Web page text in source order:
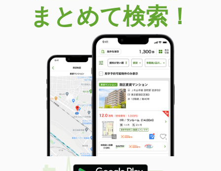
長野県茅野市ちの
価 格
4.50万円
長野県茅野市ちの
20.28m²
間取り
1K
長野県塩尻市大字広丘野村
価 格
5.40万円
住 所
長野県塩尻市大字広丘野村
専有面積 23.18m²
間取り
1K
長野県塩尻市大字広丘高出
まとめて検索！